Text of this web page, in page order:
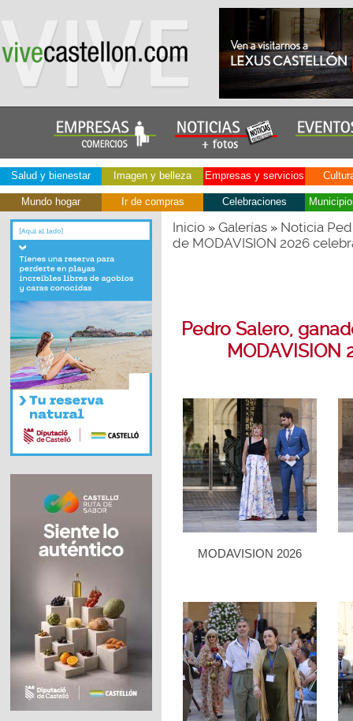
Salud y bienestar Imagen y belleza Empresas y servicios
Mundo hogar Ir de compras Celebraciones
Inicio» Galerías» Noticia
de MODAVISION 2026
Pedro Salero,
MODAVISION 2026